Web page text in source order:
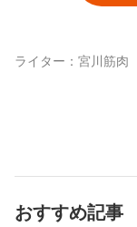
ライター： 宮川筋肉
おすすめ記事